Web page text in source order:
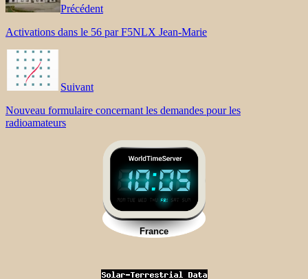
Précédent
Activations dans le 56 par F5NLX Jean-Marie
Suivant
Nouveau formulaire concernant les demandes pour les
radioamateurs